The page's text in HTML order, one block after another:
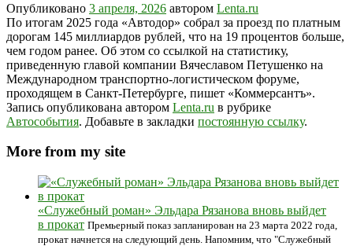
Опубликовано 3 апреля, 2026 автором Lenta.ru
По итогам 2025 года «Автодор» собрал за проезд по платным
дорогам 145 миллиардов рублей, что на 19 процентов больше,
чем годом ранее. Об этом со ссылкой на статистику,
приведенную главой компании Вячеславом Петушенко на
Международном транспортно-логистическом форуме,
проходящем в Санкт-Петербурге, пишет «Коммерсантъ».
Запись опубликована автором Lenta.ru в рубрике
Автособытия. Добавьте в закладки постоянную ссылку.
More from my site
«Служебный роман» Эльдара Рязанова вновь выйдет
в прокат Премьерный показ запланирован на 23 марта 2022 года,
прокат начнется на следующий день. Напомним, что "Служебный